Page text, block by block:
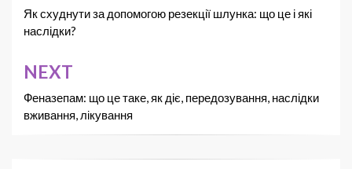
Як схуднути за допомогою резекції шлунка: що це і які
наслідки?
NEXT
Феназепам: що це таке, як діє, передозування, наслідки
вживання, лікування